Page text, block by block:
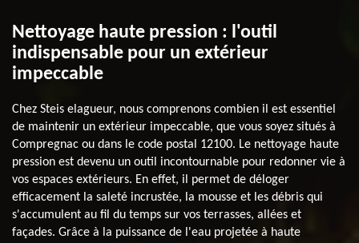
Nettoyage haute pression : l'outil
indispensable pour un extérieur
impeccable
Chez Steis elagueur, nous comprenons combien il est essentiel
de maintenir un extérieur impeccable, que vous soyez situés à
Compregnac ou dans le code postal 12100. Le nettoyage haute
pression est devenu un outil incontournable pour redonner vie à
vos espaces extérieurs. En effet, il permet de déloger
efficacement la saleté incrustée, la mousse et les débris qui
s'accumulent au fil du temps sur vos terrasses, allées et
façades. Grâce à la puissance de l'eau projetée à haute